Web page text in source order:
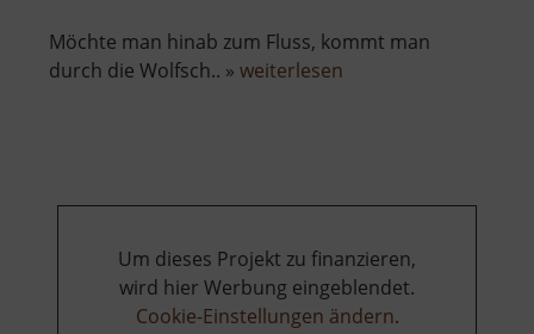
Möchte man hinab zum Fluss, kommt man
durch die Wolfsch.. » weiterlesen
Um dieses Projekt zu finanzieren,
wird hier Werbung eingeblendet.
Cookie-Einstellungen ändern.